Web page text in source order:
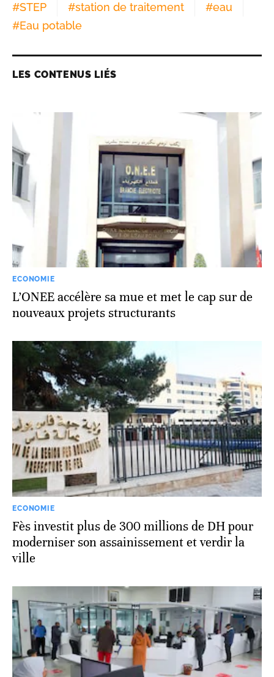
#STEP #station de traitement #eau
#Eau potable
LES CONTENUS LIÉS
ECONOMIE
L’ONEE accélère sa mue et met le cap sur de
nouveaux projets structurants
ECONOMIE
Fès investit plus de 300 millions de DH pour
moderniser son assainissement et verdir la
ville